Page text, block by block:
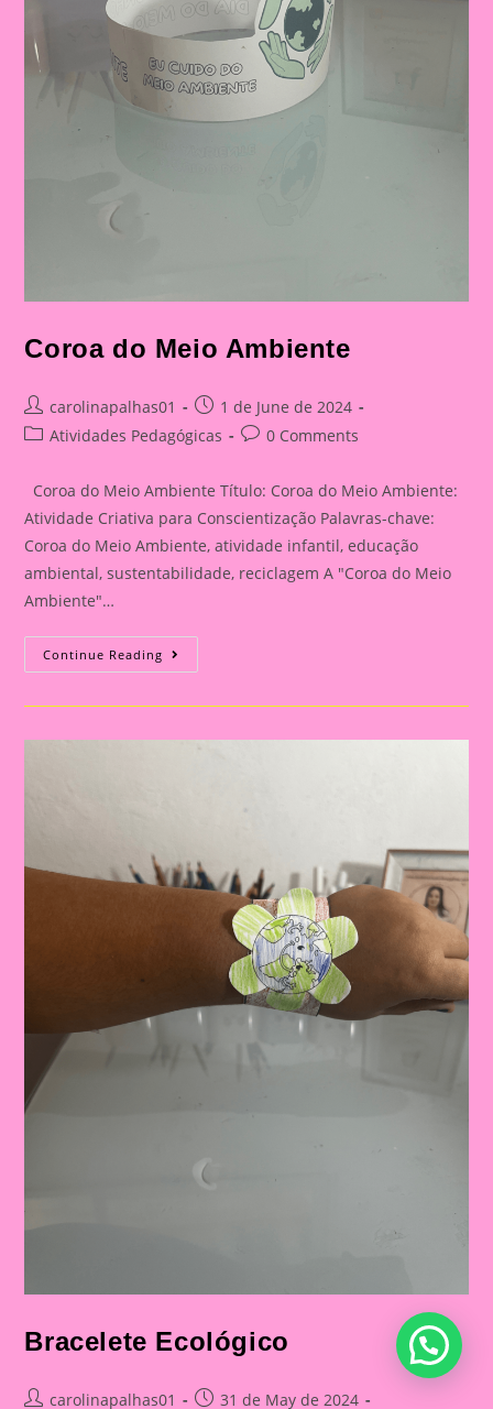
Coroa do Meio Ambiente
Post
author:
carolinapalhas01
Post
published:
1 de June de 2024
PostAtividades Pedagógicas
Post0 Comments
Coroa do Meio Ambiente Título: Coroa do Meio Ambiente:
Atividade Criativa para Conscientização Palavras-chave:
Coroa do Meio Ambiente, atividade infantil, educação
ambiental, sustentabilidade, reciclagem A "Coroa do Meio
Ambiente"…
Continue Reading Coroa
Do
Bracelete Ecológico
Postcarolinapalhas01 Post31 de May de 2024